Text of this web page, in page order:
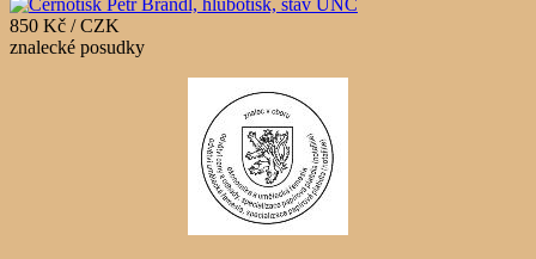
850 Kč / CZK
znalecké posudky